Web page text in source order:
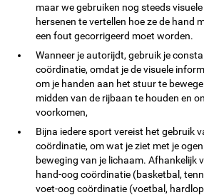
maar we gebruiken nog steeds
hersenen te vertellen hoe ze de hand
een fout gecorrigeerd moet worden.
Wanneer je autorijdt, gebruik je
coördinatie, omdat je de visuele
om je handen aan het stuur te
midden van de rijbaan te houden en
voorkomen,
Bijna iedere sport vereist het gebruik
coördinatie, om wat je ziet met je
beweging van je lichaam. Afhankelijk
hand-oog coördinatie (basketbal,
voet-oog coördinatie (voetbal,